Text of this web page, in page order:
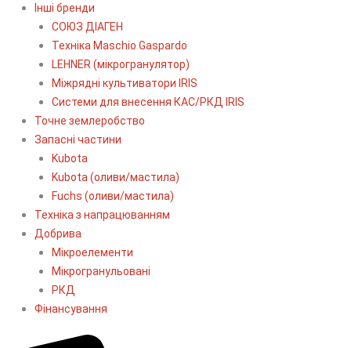
Інші бренди
СОЮЗ ДІАГЕН
Техніка Maschio Gaspardo
LEHNER (мікрогранулятор)
Міжрядні культиватори IRIS
Системи для внесення КАС/РКД IRIS
Точне землеробство
Запасні частини
Kubota
Kubota (оливи/мастила)
Fuchs (оливи/мастила)
Техніка з напрацюванням
Добрива
Мікроелементи
Мікрогранульовані
РКД
Фінансування